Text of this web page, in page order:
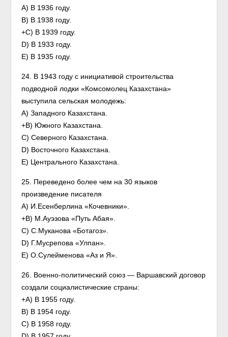
A) В 1936 году.
B) В 1938 году.
+C) В 1939 году.
D) В 1933 году.
E) В 1935 году.
24. В 1943 году с инициативой строительства
подводной лодки «Комсомолец Казахстана»
выступила сельская молодежь:
A) Западного Казахстана.
+B) Южного Казахстана.
C) Северного Казахстана.
D) Восточного Казахстана.
E) Центрального Казахстана.
25. Переведено более чем на 30 языков
произведение писателя
A) И.Есенберлина «Кочевники».
+B) М.Ауэзова «Путь Абая».
C) С.Муканова «Ботагоз».
D) Г.Мусрепова «Улпан».
E) О.Сулейменова «Аз и Я».
26. Военно-политический союз — Варшавский договор
создали социалистические страны:
+A) В 1955 году.
B) В 1954 году.
C) В 1958 году.